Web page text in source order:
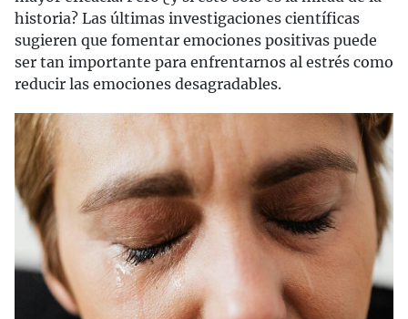
historia? Las últimas investigaciones científicas
sugieren que fomentar emociones positivas puede
ser tan importante para enfrentarnos al estrés como
reducir las emociones desagradables.